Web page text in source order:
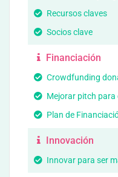
Recursos claves
Socios clave
Financiación
Crowdfunding
Mejorar pitch
Plan de
Innovación
Innovar para ser